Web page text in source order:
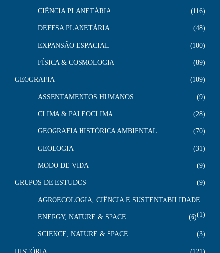
CIÊNCIA PLANETÁRIA 116
DEFESA PLANETÁRIA 48
EXPANSÃO ESPACIAL 100
FÍSICA & COSMOLOGIA 89
GEOGRAFIA 109
ASSENTAMENTOS HUMANOS 9
CLIMA & PALEOCLIMA 28
GEOGRAFIA HISTÓRICA AMBIENTAL 70
GEOLOGIA 31
MODO DE VIDA 9
GRUPOS DE ESTUDOS 9
AGROECOLOGIA, CIÊNCIA E SUSTENTABILIDADE
1
ENERGY, NATURE & SPACE 6
SCIENCE, NATURE & SPACE 3
HISTÓRIA 121